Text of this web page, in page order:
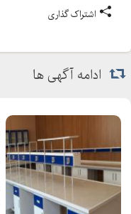
اشتراک گذاری
ادامه آگهی ها